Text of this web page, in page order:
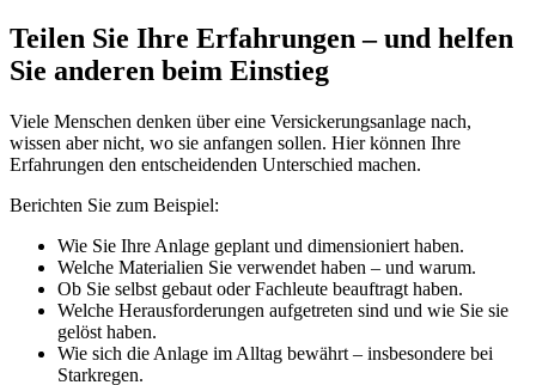
Teilen Sie Ihre Erfahrungen – und helfen
Sie anderen beim Einstieg
Viele Menschen denken über eine Versickerungsanlage nach,
wissen aber nicht, wo sie anfangen sollen. Hier können Ihre
Erfahrungen den entscheidenden Unterschied machen.
Berichten Sie zum Beispiel:
Wie Sie Ihre Anlage geplant und dimensioniert haben.
Welche Materialien Sie verwendet haben – und warum.
Ob Sie selbst gebaut oder Fachleute beauftragt haben.
Welche Herausforderungen aufgetreten sind und wie Sie sie
gelöst haben.
Wie sich die Anlage im Alltag bewährt – insbesondere bei
Starkregen.